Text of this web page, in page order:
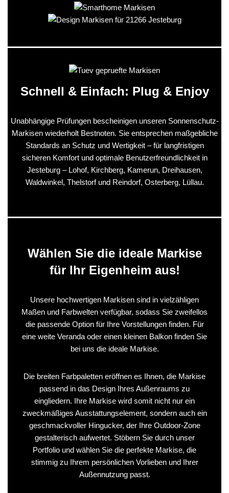
Schnell & Einfach: Plug & Enjoy
Unabhängige Prüfungen bescheinigen unseren Sonnenschutz-
Markisen wiederholt Bestnoten. Sie entsprechen maßgebliche
Standards an Schutz und Wertigkeit – für langfristigen
sicheren Komfort und optimale Benutzerfreundlichkeit in
Jesteburg – Lohof, Kirchberg, Kamerun, Dreihausen,
Waldwinkel, Thelstorf und Reindorf, Osterberg, Lüllau.
Wählen Sie die ideale Markise
für Ihr Eigenheim aus!
Unsere hochwertigen Markisen sind in vielzähligen
Maßen und Farbwelten verfügbar, sodass Sie zweifellos
die passende Option für Ihre Vorstellungen finden. Für
eine weite Veranda oder einen kleinen Balkon finden Sie
bei uns die ideale Markise.
Die breiten Farbpaletten eröffnen es Ihnen, die Markise
passend in das Design Ihres Außenraums zu
eingliedern. Ihre Markise wird somit nicht nur ein
zweckmäßiges Ausstattungselement, sondern auch ein
geschmackvoller Hingucker, der Ihre Outdoor-Zone
gestalterisch aufwertet. Stöbern Sie durch unser
Portfolio und wählen Sie die perfekte Markise, die
stimmig zu Ihrem persönlichen Vorlieben und Ihrer
Außennutzung passt.